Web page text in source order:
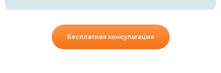
Бесплатная консультация